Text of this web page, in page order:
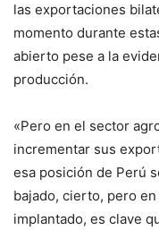
las exportaciones
momento durante
abierto pese a la
producción.
«Pero en el sector
incrementar sus
esa posición de Perú
bajado, cierto, pero
implantado, es clave